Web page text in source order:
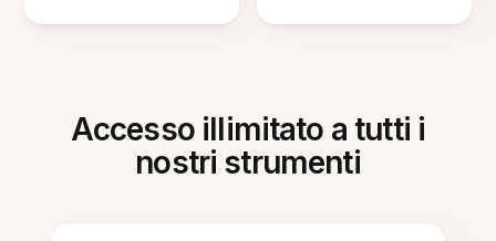
Accesso illimitato a tutti i
nostri strumenti